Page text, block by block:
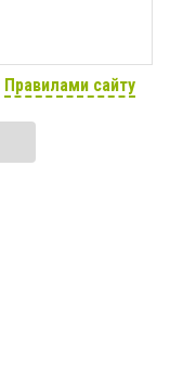
Правилами сайту